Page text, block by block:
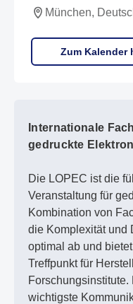
München,
Zum Kalender
Internationale
gedruckte
Die LOPEC ist die
Veranstaltung für
Kombination von
die Komplexität und
optimal ab und
Treffpunkt für
wichtigste